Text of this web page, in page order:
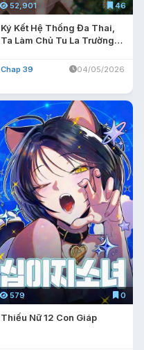
52,901 46
Ký Kết Hệ Thống Đa Thai,
Ta Làm Chủ Tu La Trường
Chap 39 04/05/2026
579 0
Thiếu Nữ 12 Con Giáp